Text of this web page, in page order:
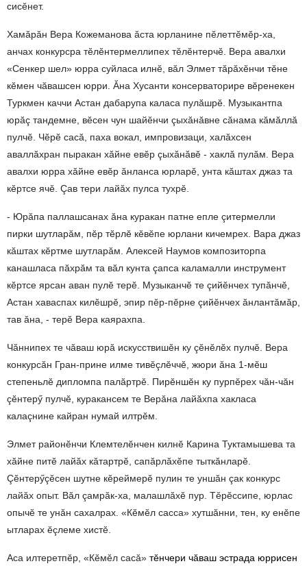
сисӗнет.
Хамăрăн Вера Кожеманова ăста юрланине пӗлеттӗмӗр-ха,
анчах конкурсра тӗлӗнтермеллипех тӗлӗнтерчӗ. Вера авалхи
«Сенкер шел» юрра суйласа илнӗ, вăл Элмет тăрăхӗнчи тӗне
кӗмен чăвашсен юрри. Ăна Хусанти консерваторире вӗренекен
Туркмен каччи Астан дабарупа каласа пулăшрӗ. Музыкантпа
юрăç тандемне, вӗсен чун шайӗнчи çыхăнăвне сăнама кăмăллă
пулчӗ. Чӗрӗ сасă, паха вокал, импровизаци, халăхсен
аваллăхран пыракан хăйне евӗр çыхăнăвӗ - хаклă пулăм. Вера
авалхи юрра хăйне евӗр ăнланса юрларӗ, унта кăштах джаз та
кӗртсе ячӗ. Çав тери лайăх пулса тухрӗ.
- Юрăпа паллашсанах ăна куракан патне епле çитермелли
пирки шутларăм, пӗр тӗрлӗ кӗвӗпе юрлани кичемрех. Вара джаз
кăштах кӗртме шутларăм. Алексей Наумов композиторпа
канашласа пăхрăм та вăл кунта çапса каламалли инструмент
кӗртсе ярсан аван пулӗ терӗ. Музыканчӗ те çийӗнчех тупăнчӗ,
Астан хаваспах килӗшрӗ, эпир пӗр-пӗрне çийӗнчех ăнлантăмăр,
тав ăна, - терӗ Вера каярахпа.
Чăннипех те чăваш юрă искусствишӗн ку çӗнӗлӗх пулчӗ. Вера
конкурсăн Гран-прине илме тивӗçлӗччӗ, жюри ăна 1-мӗш
степеньлӗ дипломпа палăртрӗ. Пирӗншӗн ку пурпӗрех чăн-чăн
çӗнтерӳ пулчӗ, куракансем те Верăна лайăхпа хакласа
калаçнине кайран нумай илтрӗм.
Элмет районӗнчи Клемтелӗнчен килнӗ Карина Туктамышева та
хăйне питӗ лайăх кăтартрӗ, сапăрлăхӗпе тыткăнларӗ.
Çӗнтерӳçӗсен шутне кӗреймерӗ пулин те уншăн çак конкурс
лайăх опыт. Вăл çамрăк-ха, малашлăхӗ пур. Тӗрӗссипе, юрлас
опычӗ те унăн сахалрах. «Кӗмӗл сасса» хутшăнни, тен, ку енӗпе
ытларах ӗçлеме хистӗ.
Аса илтеретпӗр, «Кӗмӗл сасă» тӗнчери чăваш эстрада юррисен